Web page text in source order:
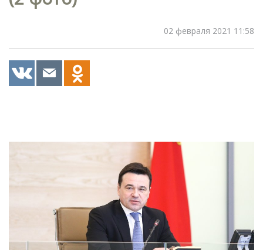
02 февраля 2021 11:58